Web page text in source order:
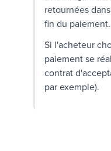
retournées
fin du paiement.
Si l'acheteur
paiement se
contrat
par exemple).